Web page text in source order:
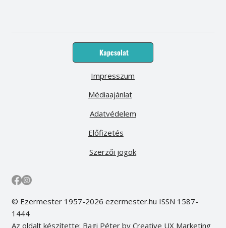
Kapcsolat
Médiaajánlat
Előfizetés
Impresszum
Adatvédelem
Szerzői jogok
© Ezermester 1957-2026 ezermester.hu ISSN 1587-
1444
Az oldalt készítette: Bagi Péter by Creative UX Marketing